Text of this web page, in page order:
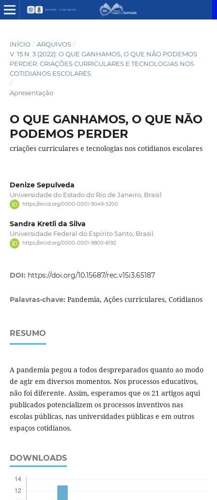
INÍCIO / ARQUIVOS /
V. 15 N. 3 (2022): O QUE GANHAMOS, O QUE NÃO PODEMOS
PERDER: CRIAÇÕES CURRICULARES E TECNOLOGIAS NOS
COTIDIANOS ESCOLARES
/
Apresentação
O QUE GANHAMOS, O QUE NÃO
PODEMOS PERDER
criações curriculares e tecnologias nos cotidianos escolares
Denize Sepulveda
Universidade do Estado do Rio de Janeiro, Brasil
https://orcid.org/0000-0001-9049-5200
Sandra Kretli da Silva
Universidade Federal do Espírito Santo, Brasil.
https://orcid.org/0000-0001-9800-6192
DOI: https://doi.org/10.15687/rec.v15i3.65187
Palavras-chave: Pandemia, Ações curriculares, Cotidianos
RESUMO
A pandemia pegou a todos despreparados quanto ao modo
de agir em diversos momentos. Nos processos educativos,
não foi diferente. Assim, esperamos que os 21 artigos aqui
publicados potencializem os processos inventivos nas
escolas públicas, nas universidades públicas e em outros
espaços cotidianos.
DOWNLOADS